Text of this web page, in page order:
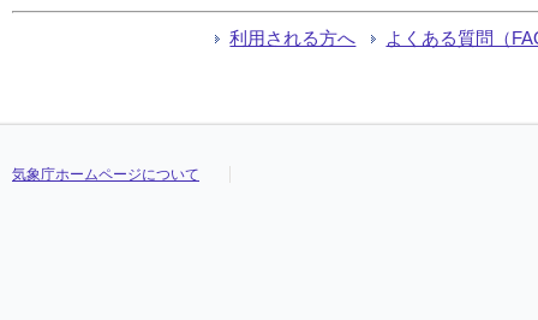
利用される方へ よくある質問（
気象庁ホームページについて